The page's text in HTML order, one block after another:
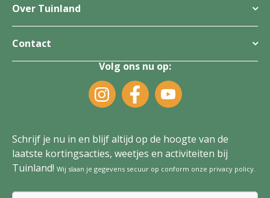
Over Tuinland
Contact
Volg ons nu op:
Schrijf je nu in en blijf altijd op de hoogte van de
laatste kortingsacties, weetjes en activiteiten bij
Tuinland! Wij slaan je gegevens secuur op conform onze privacy policy.